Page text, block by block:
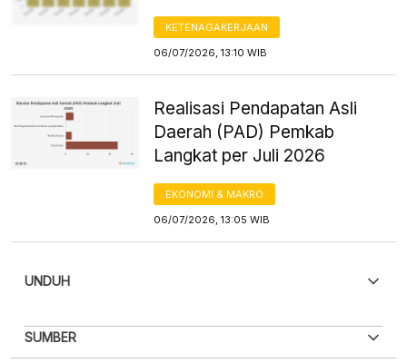
KETENAGAKERJAAN
06/07/2026, 13:10 WIB
Realisasi Pendapatan Asli
Daerah (PAD) Pemkab
Langkat per Juli 2026
EKONOMI & MAKRO
06/07/2026, 13:05 WIB
UNDUH
PDF PNG
SUMBER